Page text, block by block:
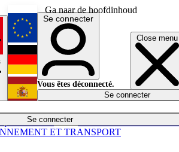
Ga naar de hoofdinhoud
Close menu
Se connecter
Économie
English
Deutsch
Español
Se connecter
Vous êtes déconnecté.
Se connecter
ET TRANSPORT